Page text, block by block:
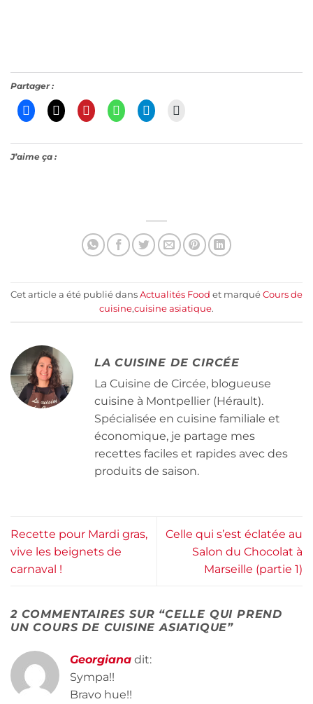
Partager :
J’aime ça :
Cet article a été publié dans Actualités Food et marqué Cours de
cuisine,cuisine asiatique.
LA CUISINE DE CIRCÉE
La Cuisine de Circée, blogueuse
cuisine à Montpellier (Hérault).
Spécialisée en cuisine familiale et
économique, je partage mes
recettes faciles et rapides avec des
produits de saison.
Recette pour Mardi gras,
vive les beignets de
carnaval !
Celle qui s’est éclatée au
Salon du Chocolat à
Marseille (partie 1)
2 COMMENTAIRES SUR “CELLE QUI PREND
UN COURS DE CUISINE ASIATIQUE”
Georgiana dit:
Sympa!!
Bravo hue!!